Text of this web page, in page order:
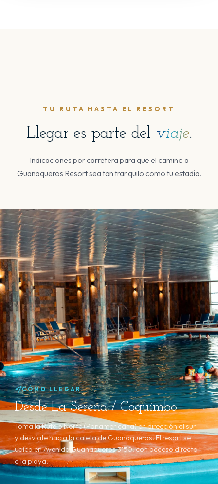
TU RUTA HASTA EL RESORT
Llegar es parte del viaje.
Indicaciones por carretera para que el camino a
Guanaqueros Resort sea tan tranquilo como tu estadía.
CÓMO LLEGAR
Desde La Serena / Coquimbo
Toma la Ruta 5 Norte (Panamericana) en dirección al sur
y desvíate hacia la caleta de Guanaqueros. El resort se
ubica en Avenida Guanaqueros 3150, con acceso directo
a la playa.